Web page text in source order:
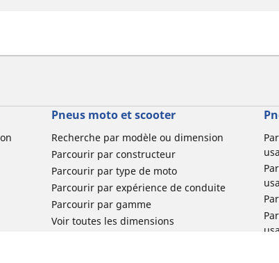
Pneus moto et scooter
Recherche par modèle ou dimension
Parcourir par constructeur
Parcourir par type de moto
Parcourir par expérience de conduite
Parcourir par gamme
Voir toutes les dimensions